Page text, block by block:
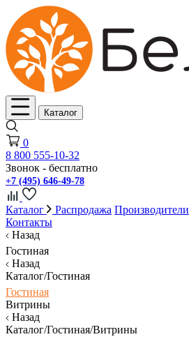
Каталог
0
8 800 555-10-32
Звонок - бесплатно
+7 (495) 646-49-78
Каталог Распродажа Производители
Контакты
Назад
Гостиная
Назад
Каталог/Гостиная
Гостиная
Витрины
Назад
Каталог/Гостиная/Витрины